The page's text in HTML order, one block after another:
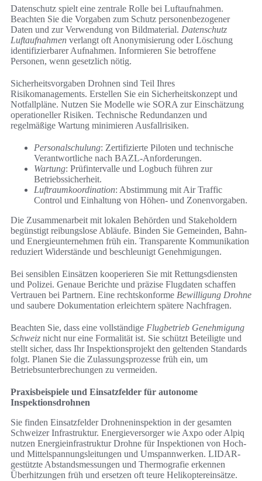
Datenschutz spielt eine zentrale Rolle bei Luftaufnahmen.
Beachten Sie die Vorgaben zum Schutz personenbezogener
Daten und zur Verwendung von Bildmaterial. Datenschutz
Luftaufnahmen verlangt oft Anonymisierung oder Löschung
identifizierbarer Aufnahmen. Informieren Sie betroffene
Personen, wenn gesetzlich nötig.
Sicherheitsvorgaben Drohnen sind Teil Ihres
Risikomanagements. Erstellen Sie ein Sicherheitskonzept und
Notfallpläne. Nutzen Sie Modelle wie SORA zur Einschätzung
operationeller Risiken. Technische Redundanzen und
regelmäßige Wartung minimieren Ausfallrisiken.
Personalschulung: Zertifizierte Piloten und technische
Verantwortliche nach BAZL-Anforderungen.
Wartung: Prüfintervalle und Logbuch führen zur
Betriebssicherheit.
Luftraumkoordination: Abstimmung mit Air Traffic
Control und Einhaltung von Höhen- und Zonenvorgaben.
Die Zusammenarbeit mit lokalen Behörden und Stakeholdern
begünstigt reibungslose Abläufe. Binden Sie Gemeinden, Bahn-
und Energieunternehmen früh ein. Transparente Kommunikation
reduziert Widerstände und beschleunigt Genehmigungen.
Bei sensiblen Einsätzen kooperieren Sie mit Rettungsdiensten
und Polizei. Genaue Berichte und präzise Flugdaten schaffen
Vertrauen bei Partnern. Eine rechtskonforme Bewilligung Drohne
und saubere Dokumentation erleichtern spätere Nachfragen.
Beachten Sie, dass eine vollständige Flugbetrieb Genehmigung
Schweiz nicht nur eine Formalität ist. Sie schützt Beteiligte und
stellt sicher, dass Ihr Inspektionsprojekt den geltenden Standards
folgt. Planen Sie die Zulassungsprozesse früh ein, um
Betriebsunterbrechungen zu vermeiden.
Praxisbeispiele und Einsatzfelder für autonome
Inspektionsdrohnen
Sie finden Einsatzfelder Drohneninspektion in der gesamten
Schweizer Infrastruktur. Energieversorger wie Axpo oder Alpiq
nutzen Energieinfrastruktur Drohne für Inspektionen von Hoch-
und Mittelspannungsleitungen und Umspannwerken. LIDAR-
gestützte Abstandsmessungen und Thermografie erkennen
Überhitzungen früh und ersetzen oft teure Helikoptereinsätze.